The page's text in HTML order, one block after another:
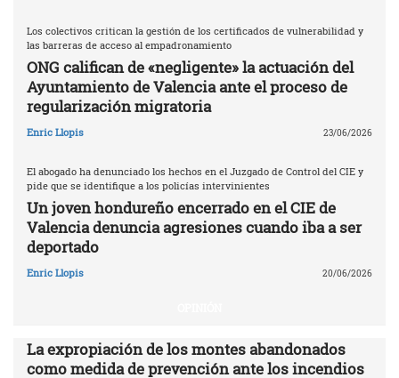
Los colectivos critican la gestión de los certificados de vulnerabilidad y
las barreras de acceso al empadronamiento
ONG califican de «negligente» la actuación del
Ayuntamiento de Valencia ante el proceso de
regularización migratoria
Enric Llopis 23/06/2026
El abogado ha denunciado los hechos en el Juzgado de Control del CIE y
pide que se identifique a los policías intervinientes
Un joven hondureño encerrado en el CIE de
Valencia denuncia agresiones cuando iba a ser
deportado
Enric Llopis 20/06/2026
La expropiación de los montes abandonados
como medida de prevención ante los incendios